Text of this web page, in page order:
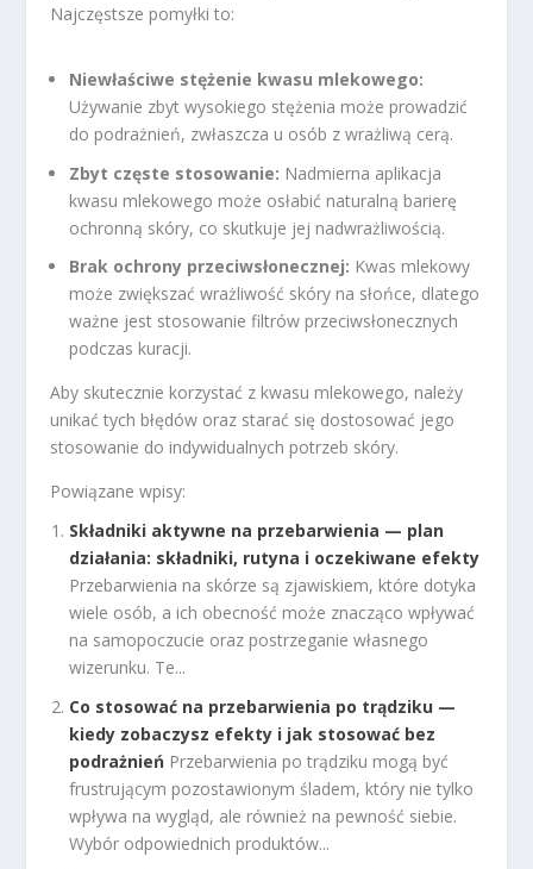
Najczęstsze pomyłki to:
Niewłaściwe stężenie kwasu mlekowego:
Używanie zbyt wysokiego stężenia może prowadzić
do podrażnień, zwłaszcza u osób z wrażliwą cerą.
Zbyt częste stosowanie: Nadmierna aplikacja
kwasu mlekowego może osłabić naturalną barierę
ochronną skóry, co skutkuje jej nadwrażliwością.
Brak ochrony przeciwsłonecznej: Kwas mlekowy
może zwiększać wrażliwość skóry na słońce, dlatego
ważne jest stosowanie filtrów przeciwsłonecznych
podczas kuracji.
Aby skutecznie korzystać z kwasu mlekowego, należy
unikać tych błędów oraz starać się dostosować jego
stosowanie do indywidualnych potrzeb skóry.
Powiązane wpisy:
Składniki aktywne na przebarwienia — plan
działania: składniki, rutyna i oczekiwane efekty
Przebarwienia na skórze są zjawiskiem, które dotyka
wiele osób, a ich obecność może znacząco wpływać
na samopoczucie oraz postrzeganie własnego
wizerunku. Te...
Co stosować na przebarwienia po trądziku —
kiedy zobaczysz efekty i jak stosować bez
podrażnień Przebarwienia po trądziku mogą być
frustrującym pozostawionym śladem, który nie tylko
wpływa na wygląd, ale również na pewność siebie.
Wybór odpowiednich produktów...